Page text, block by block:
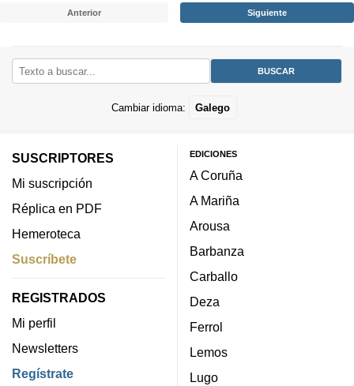
Anterior Siguiente
Cambiar idioma: Galego
SUSCRIPTORES
Mi suscripción
Réplica en PDF
Hemeroteca
Suscríbete
REGISTRADOS
Mi perfil
Newsletters
Regístrate
EDICIONES
A Coruña
A Mariña
Arousa
Barbanza
Carballo
Deza
Ferrol
Lemos
Lugo